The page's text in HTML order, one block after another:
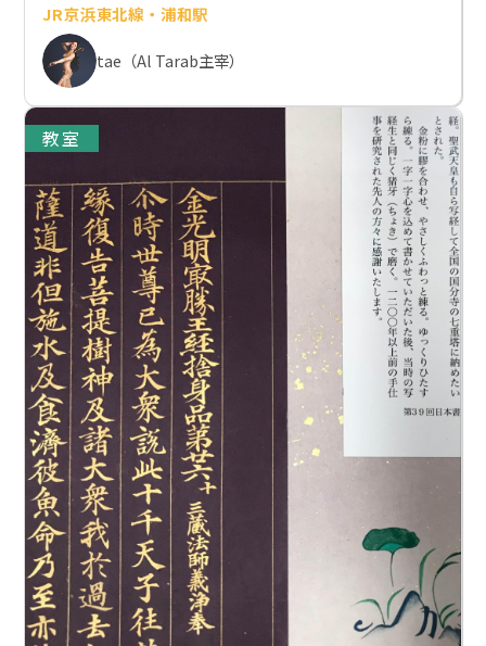
JR京浜東北線・浦和駅
tae（Al Tarab主宰）
教室